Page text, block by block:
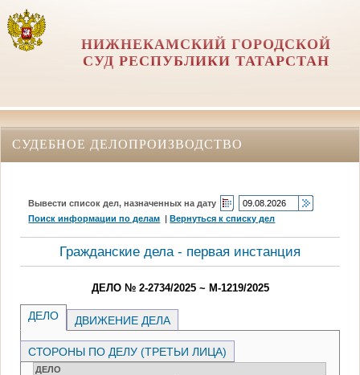
НИЖНЕКАМСКИЙ ГОРОДСКОЙ
СУД РЕСПУБЛИКИ ТАТАРСТАН
СУДЕБНОЕ ДЕЛОПРОИЗВОДСТВО
Вывести список дел, назначенных на дату
Поиск информации по делам |Вернуться к списку дел
Гражданские дела - первая инстанция
ДЕЛО № 2-2734/2025 ~ М-1219/2025
ДЕЛО ДВИЖЕНИЕ ДЕЛА
СТОРОНЫ ПО ДЕЛУ (ТРЕТЬИ ЛИЦА)
ДЕЛО